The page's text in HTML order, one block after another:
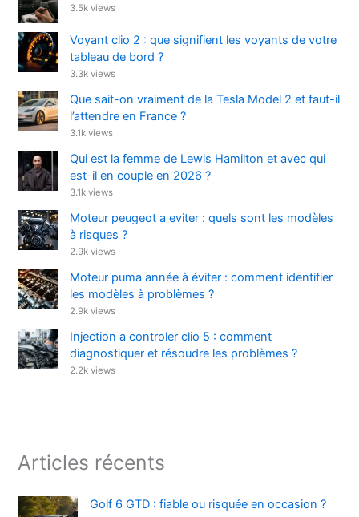
3.5k views
Voyant clio 2 : que signifient les voyants de votre
tableau de bord ?
3.3k views
Que sait-on vraiment de la Tesla Model 2 et faut-il
l’attendre en France ?
3.1k views
Qui est la femme de Lewis Hamilton et avec qui
est-il en couple en 2026 ?
3.1k views
Moteur peugeot a eviter : quels sont les modèles
à risques ?
2.9k views
Moteur puma année à éviter : comment identifier
les modèles à problèmes ?
2.9k views
Injection a controler clio 5 : comment
diagnostiquer et résoudre les problèmes ?
2.2k views
Articles récents
Golf 6 GTD : fiable ou risquée en occasion ?